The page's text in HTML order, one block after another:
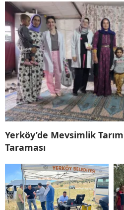
Yerköy’de Mevsimlik
Taraması